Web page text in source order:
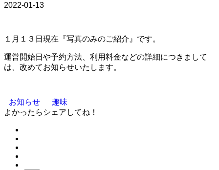
2022-01-13
１月１３日現在『写真のみのご紹介』です。
運営開始日や予約方法、利用料金などの詳細につきまして
は、改めてお知らせいたします。
お知らせ
趣味
よかったらシェアしてね！